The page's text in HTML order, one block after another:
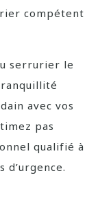
compétent
serrurier le
avec vos
pas
qualifié à